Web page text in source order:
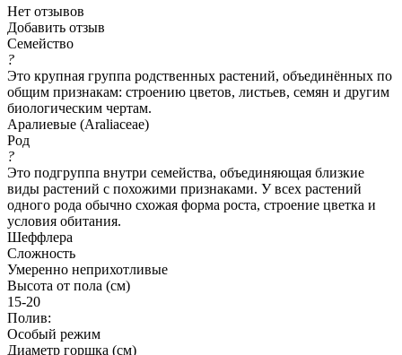
Нет отзывов
Добавить отзыв
Семейство
?
Это крупная группа родственных растений, объединённых по
общим признакам: строению цветов, листьев, семян и другим
биологическим чертам.
Аралиевые (Araliaceae)
Род
?
Это подгруппа внутри семейства, объединяющая близкие
виды растений с похожими признаками. У всех растений
одного рода обычно схожая форма роста, строение цветка и
условия обитания.
Шеффлера
Сложность
Умеренно неприхотливые
Высота от пола (см)
15-20
Полив:
Особый режим
Диаметр горшка (см)